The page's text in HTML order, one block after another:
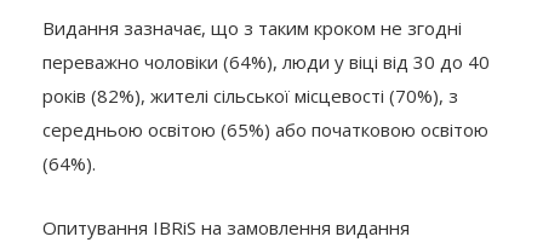
Видання зазначає, що з таким кроком не згодні
переважно чоловіки (64%), люди у віці від 30 до 40
років (82%), жителі сільської місцевості (70%), з
середньою освітою (65%) або початковою освітою
(64%).
Опитування IBRiS на замовлення видання